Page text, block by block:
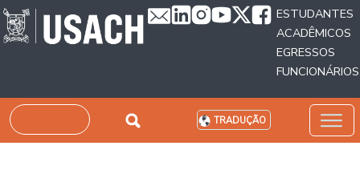
Passar para o conteúdo principal
ESTUDANTES
ACADÊMICOS
EGRESSOS
FUNCIONÁRIOS
Pesquisar TRADUÇÃO